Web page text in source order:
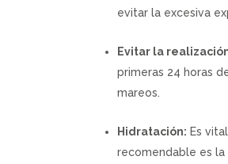
evitar la excesiva
Evitar la
primeras 24 horas
mareos.
Hidratación: Es
recomendable es la